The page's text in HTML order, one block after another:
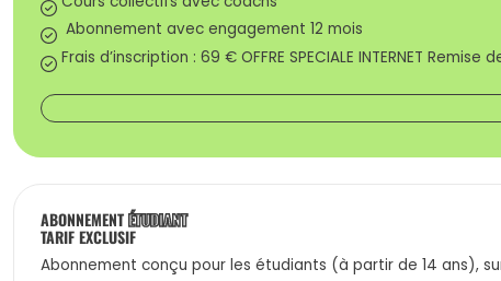
Abonnement avec engagement 12 mois
Frais d’inscription : 69 € OFFRE SPECIALE INTERNET
ABONNEMENTÉTUDIANT
TARIF EXCLUSIF
Abonnement conçu pour les étudiants (à partir de 14 ans),